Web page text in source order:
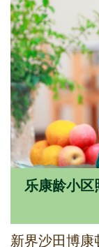
乐康龄小区
新界沙田博康